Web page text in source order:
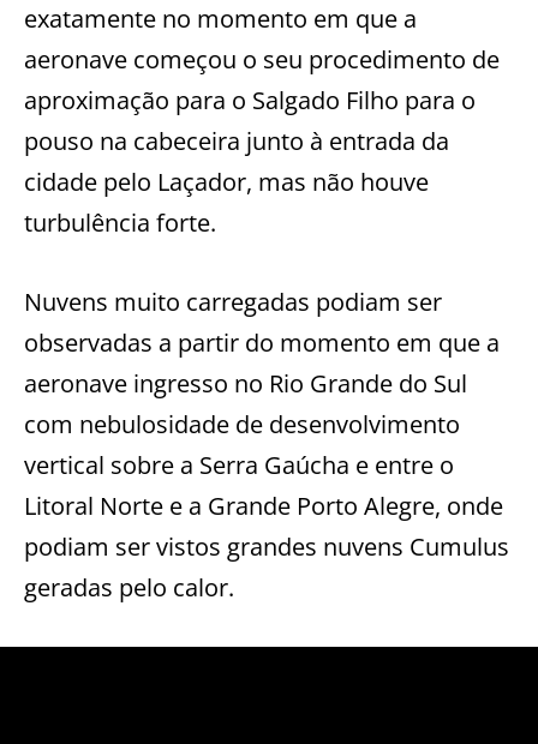
exatamente no momento em que a
aeronave começou o seu procedimento de
aproximação para o Salgado Filho para o
pouso na cabeceira junto à entrada da
cidade pelo Laçador, mas não houve
turbulência forte.
Nuvens muito carregadas podiam ser
observadas a partir do momento em que a
aeronave ingresso no Rio Grande do Sul
com nebulosidade de desenvolvimento
vertical sobre a Serra Gaúcha e entre o
Litoral Norte e a Grande Porto Alegre, onde
podiam ser vistos grandes nuvens Cumulus
geradas pelo calor.